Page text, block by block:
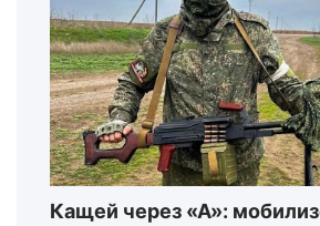
Кащей через «А»: